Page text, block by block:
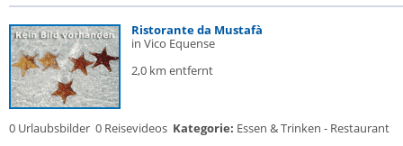
Ristorante da Mustafà
in Vico Equense
2,0 km entfernt
0 Urlaubsbilder 0 Reisevideos Kategorie: Essen & Trinken - Restaurant